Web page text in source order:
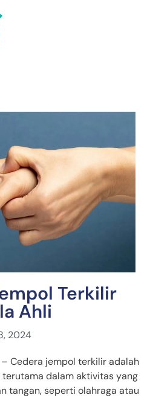
Terkilir
Ahli
2024
– Cedera jempol terkilir adalah
dalam aktivitas yang
tangan, seperti olahraga atau